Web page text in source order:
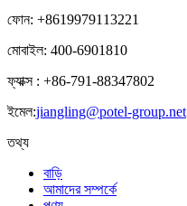
ফোন: +8619979113221
মোবাইল: 400-6901810
ফ্যাক্স : +86-791-88347802
ইমেল:jiangling@potel-group.net
তথ্য
বাড়ি
আমাদের সম্পর্কে